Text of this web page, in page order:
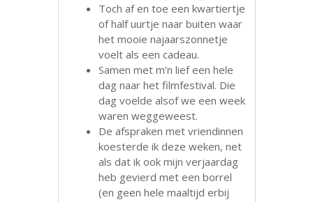
Toch af en toe een kwartiertje
of half uurtje naar buiten waar
het mooie najaarszonnetje
voelt als een cadeau.
Samen met m’n lief een hele
dag naar het filmfestival. Die
dag voelde alsof we een week
waren weggeweest.
De afspraken met vriendinnen
koesterde ik deze weken, net
als dat ik ook mijn verjaardag
heb gevierd met een borrel
(en geen hele maaltijd erbij